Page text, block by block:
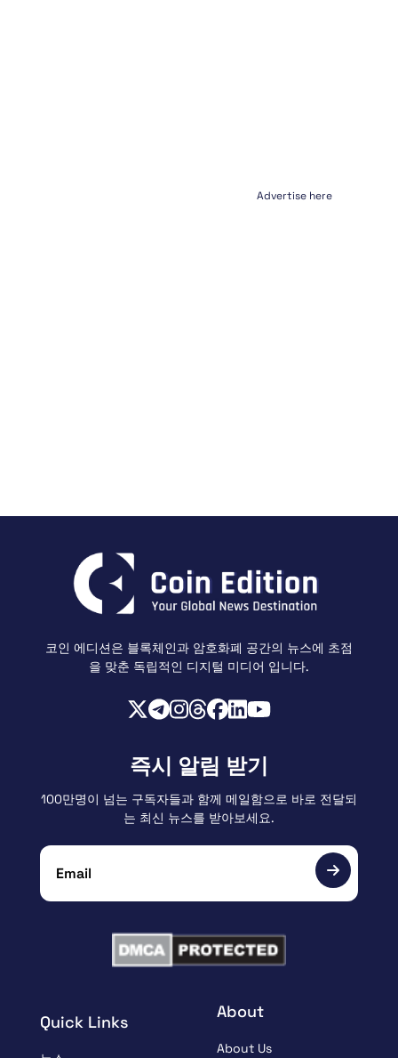
Advertise here
코인 에디션은 블록체인과 암호화폐 공간의 뉴스에 초점
을 맞춘 독립적인 디지털 미디어 입니다.
Quick Links
About
About Us
즉시 알림 받기
100만명이 넘는 구독자들과 함께 메일함으로 바로 전달되
는 최신 뉴스를 받아보세요.